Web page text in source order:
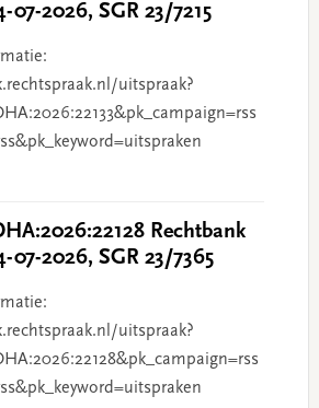
07-2026, SGR 23/7215
uitspraak?
Rechtbank
07-2026, SGR 23/7365
uitspraak?